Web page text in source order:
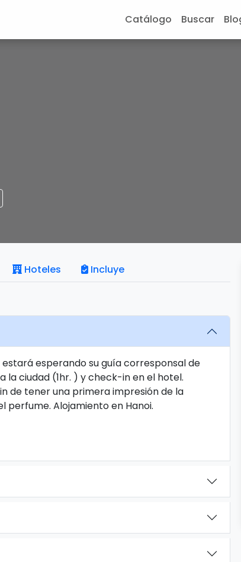
Catálogo Buscar
Hoteles Incluye
esperando su guía corresponsal de
la ciudad (1hr. ) y check-in en el hotel.
de tener una primera impresión de la
perfume. Alojamiento en Hanoi.